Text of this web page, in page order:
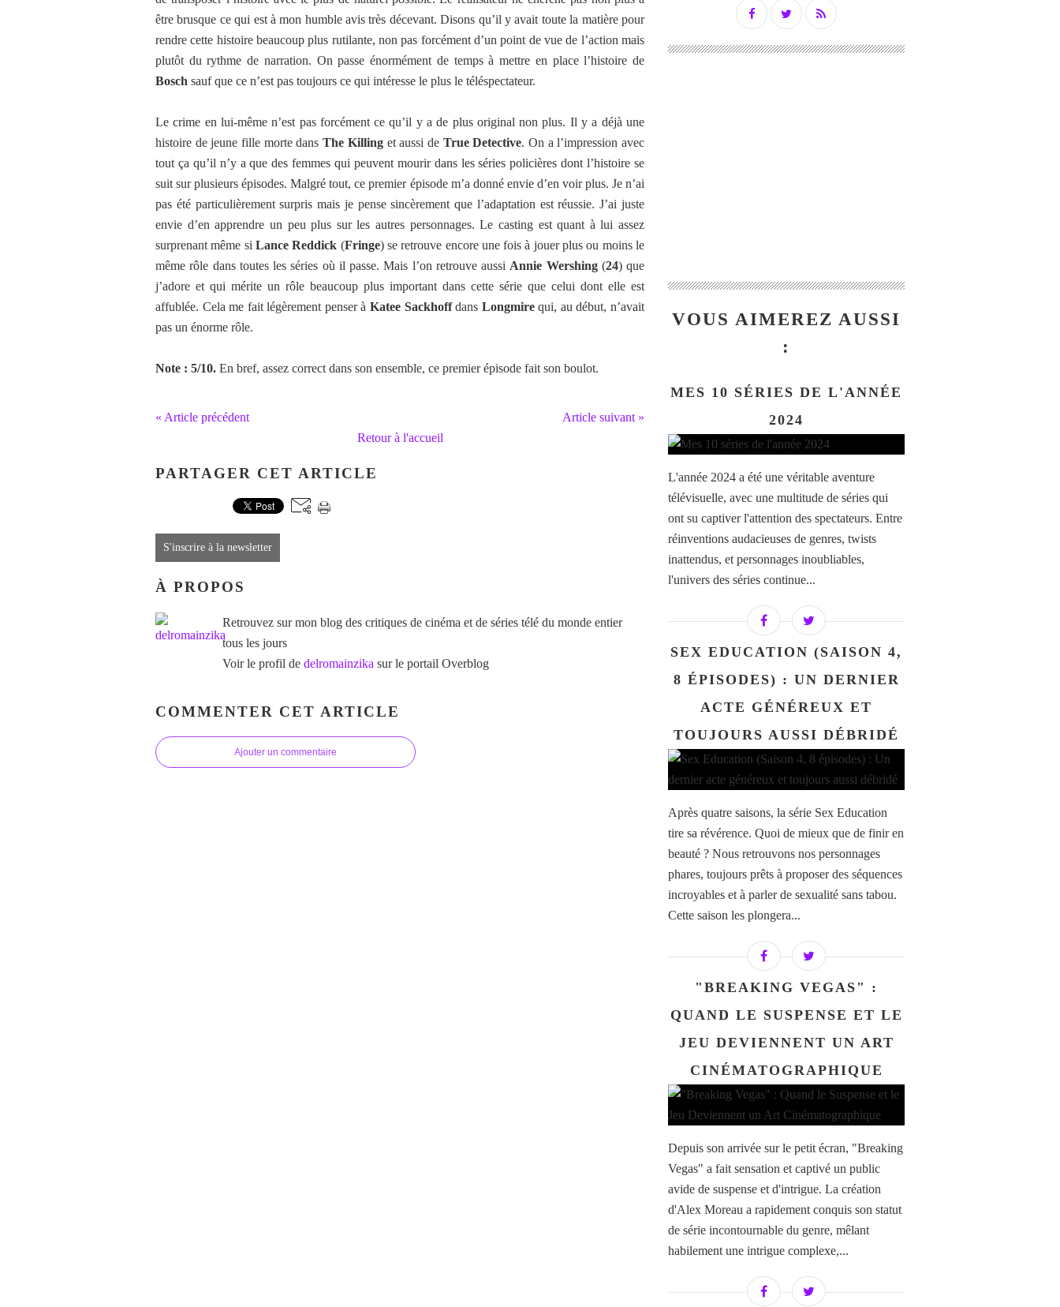
être brusque ce qui est à mon humble avis très décevant. Disons qu’il y avait toute la matière pour
rendre cette histoire beaucoup plus rutilante, non pas forcément d’un point de vue de l’action mais
plutôt du rythme de narration. On passe énormément de temps à mettre en place l’histoire de
Bosch sauf que ce n’est pas toujours ce qui intéresse le plus le téléspectateur.
Le crime en lui-même n’est pas forcément ce qu’il y a de plus original non plus. Il y a déjà une
histoire de jeune fille morte dansThe Killinget aussi de True Detective. On a l’impression avec
tout ça qu’il n’y a que des femmes qui peuvent mourir dans les séries policières dont l’histoire se
suit sur plusieurs épisodes. Malgré tout, ce premier épisode m’a donné envie d’en voir plus. Je n’ai
pas été particulièrement surpris mais je pense sincèrement que l’adaptation est réussie. J’ai juste
envie d’en apprendre un peu plus sur les autres personnages. Le casting est quant à lui assez
surprenant même si Lance Reddick (Fringe) se retrouve encore une fois à jouer plus ou moins le
même rôle dans toutes les séries où il passe. Mais l’on retrouve aussi Annie Wershing(24) que
j’adore et qui mérite un rôle beaucoup plus important dans cette série que celui dont elle est
affublée. Cela me fait légèrement penser à Katee Sackhoffdans Longmirequi, au début, n’avait
pas un énorme rôle.
Note : 5/10. En bref, assez correct dans son ensemble, ce premier épisode fait son boulot.
« Article précédent
Article suivant »
Retour à l'accueil
PARTAGER CET ARTICLE
S'inscrire à la newsletter
À PROPOS
Retrouvez sur mon blog des critiques de cinéma et de séries télé du monde entier
tous les jours
Voir le profil de delromainzika sur le portail Overblog
COMMENTER CET ARTICLE
Ajouter un commentaire
VOUS AIMEREZ AUSSI
:
MES 10 SÉRIES DE L'ANNÉE
2024
L'année 2024 a été une véritable aventure
télévisuelle, avec une multitude de séries qui
ont su captiver l'attention des spectateurs. Entre
réinventions audacieuses de genres, twists
inattendus, et personnages inoubliables,
l'univers des séries continue...
SEX EDUCATION (SAISON 4,
8 ÉPISODES) : UN DERNIER
ACTE GÉNÉREUX ET
TOUJOURS AUSSI DÉBRIDÉ
Après quatre saisons, la série Sex Education
tire sa révérence. Quoi de mieux que de finir en
beauté ? Nous retrouvons nos personnages
phares, toujours prêts à proposer des séquences
incroyables et à parler de sexualité sans tabou.
Cette saison les plongera...
"BREAKING VEGAS" :
QUAND LE SUSPENSE ET LE
JEU DEVIENNENT UN ART
CINÉMATOGRAPHIQUE
Depuis son arrivée sur le petit écran, "Breaking
Vegas" a fait sensation et captivé un public
avide de suspense et d'intrigue. La création
d'Alex Moreau a rapidement conquis son statut
de série incontournable du genre, mêlant
habilement une intrigue complexe,...